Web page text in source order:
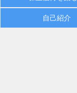
自己紹介